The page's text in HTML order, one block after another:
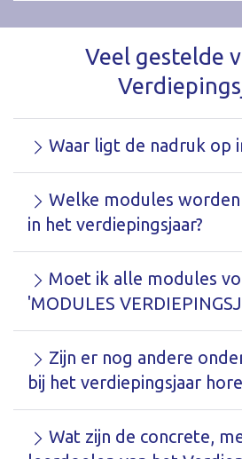
Veel gestelde
Waar ligt de nadruk op
Welke modules
in het verdiepingsjaar?
Moet ik alle modules
'MODULES
Zijn er nog andere
bij het verdiepingsjaar
Wat zijn de concrete,